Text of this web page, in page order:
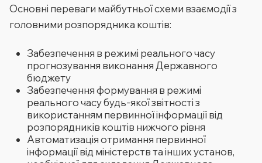
Основні переваги майбутньої схеми взаємодії з
головними розпорядника коштів:
Забезпечення в режимі реального часу
прогнозування виконання Державного
бюджету
Забезпечення формування в режимі
реального часу будь-якої звітності з
використанням первинної інформації від
розпорядників коштів нижчого рівня
Автоматизація отримання первинної
інформації від міністерств та інших установ,